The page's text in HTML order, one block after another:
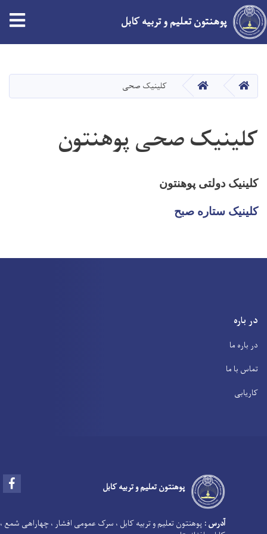
main
content
پوهنتون تعلیم و تربیه کابل
HOME
HOME کلینیک صحی
کلینیک صحی پوهنتون
کلینیک دولتی پوهنتون
کلینیک ستاره صبح
در باره
در باره ما
تماس با ما
کاریابی
پوهنتون تعلیم و تربیه کابل
آدرس : پوهنتون تعلیم و تربیه کابل ، سرک عمومی افشار ، چهاراهی شمع ،